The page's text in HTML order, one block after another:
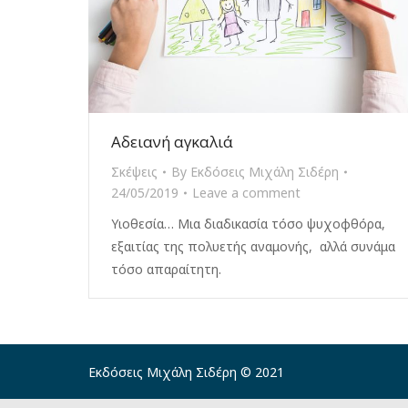
Αδειανή αγκαλιά
Σκέψεις By Εκδόσεις Μιχάλη Σιδέρη
24/05/2019
Leave a comment
Υιοθεσία… Μια διαδικασία τόσο ψυχοφθόρα,
εξαιτίας της πολυετής αναμονής, αλλά συνάμα
τόσο απαραίτητη.
Εκδόσεις Μιχάλη Σιδέρη © 2021